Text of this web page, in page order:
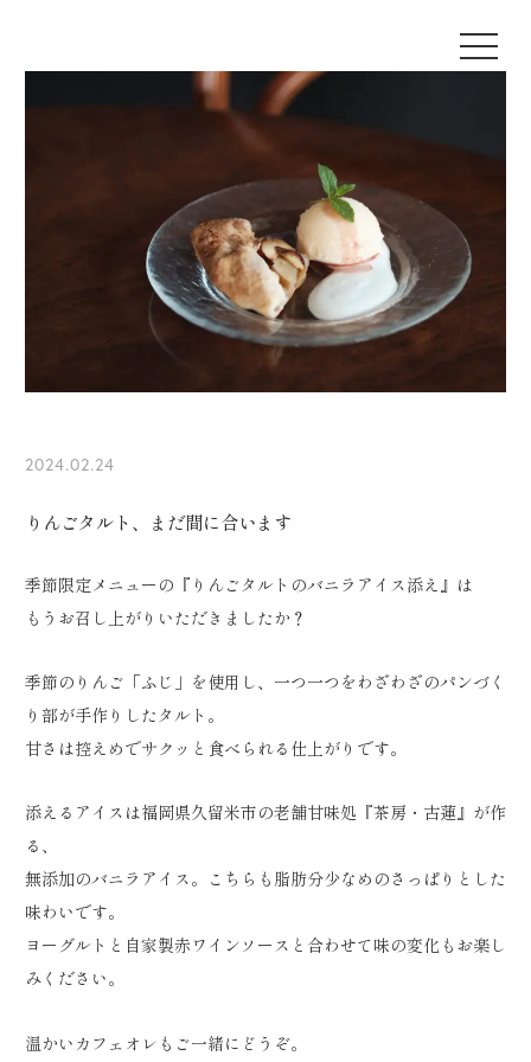
2024.02.24
りんごタルト、まだ間に合います
季節限定メニューの『りんごタルトのバニラアイス添え』は
もうお召し上がりいただきましたか？
季節のりんご「ふじ」を使用し、一つ一つをわざわざのパンづく
り部が手作りしたタルト。
甘さは控えめでサクッと食べられる仕上がりです。
添えるアイスは福岡県久留米市の老舗甘味処『茶房・古蓮』が作
る、
無添加のバニラアイス。こちらも脂肪分少なめのさっぱりとした
味わいです。
ヨーグルトと自家製赤ワインソースと合わせて味の変化もお楽し
みください。
温かいカフェオレもご一緒にどうぞ。